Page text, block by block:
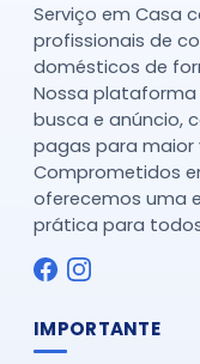
Serviço em Casa
profissionais de
domésticos de
Nossa plataforma
busca e anúncio,
pagas para maior
Comprometidos
oferecemos uma
prática para
IMPORTANTE